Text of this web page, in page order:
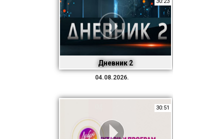
Крајини и Републици Српској
Дневник 2
04.08.2026.
30:51